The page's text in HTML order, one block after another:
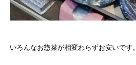
いろんなお惣菜が相変わらずお安いです。